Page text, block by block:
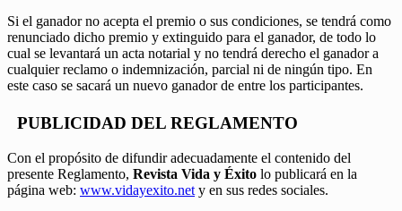
Si el ganador no acepta el premio o sus condiciones, se tendrá como
renunciado dicho premio y extinguido para el ganador, de todo lo
cual se levantará un acta notarial y no tendrá derecho el ganador a
cualquier reclamo o indemnización, parcial ni de ningún tipo. En
este caso se sacará un nuevo ganador de entre los participantes.
PUBLICIDAD DEL REGLAMENTO
Con el propósito de difundir adecuadamente el contenido del
presente Reglamento, Revista Vida y Éxito lo publicará en la
página web: www.vidayexito.net y en sus redes sociales.